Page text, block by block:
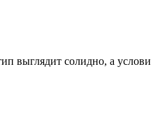
выглядит солидно, а